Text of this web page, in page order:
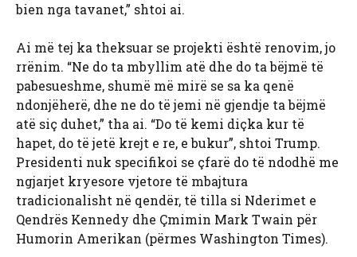
bien nga tavanet,” shtoi ai.
Ai më tej ka theksuar se projekti është renovim, jo ​​
rrënim. “Ne do ta mbyllim atë dhe do ta bëjmë të
pabesueshme, shumë më mirë se sa ka qenë
ndonjëherë, dhe ne do të jemi në gjendje ta bëjmë
atë siç duhet,” tha ai. “Do të kemi diçka kur të
hapet, do të jetë krejt e re, e bukur”, shtoi Trump.
Presidenti nuk specifikoi se çfarë do të ndodhë me
ngjarjet kryesore vjetore të mbajtura
tradicionalisht në qendër, të tilla si Nderimet e
Qendrës Kennedy dhe Çmimin Mark Twain për
Humorin Amerikan (përmes Washington Times).